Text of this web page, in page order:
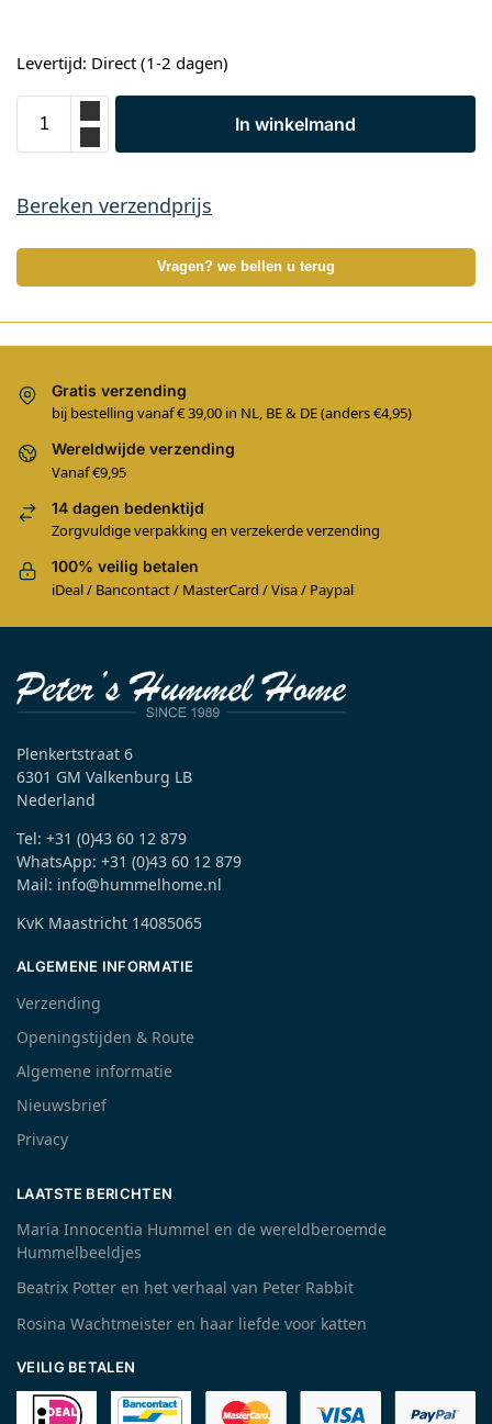
Levertijd: Direct (1-2 dagen)
In winkelmand
Bereken verzendprijs
Vragen? we bellen u terug
Gratis verzending
bij bestelling vanaf € 39,00 in NL, BE & DE (anders €4,95)
Wereldwijde verzending
Vanaf €9,95
14 dagen bedenktijd
Zorgvuldige verpakking en verzekerde verzending
100% veilig betalen
iDeal / Bancontact / MasterCard / Visa / Paypal
Plenkertstraat 6
6301 GM Valkenburg LB
Nederland
Tel: +31 (0)43 60 12 879
WhatsApp: +31 (0)43 60 12 879
Mail: info@hummelhome.nl
KvK Maastricht 14085065
ALGEMENE INFORMATIE
Verzending
Openingstijden & Route
Algemene informatie
Nieuwsbrief
Privacy
LAATSTE BERICHTEN
Maria Innocentia Hummel en de wereldberoemde
Hummelbeeldjes
Beatrix Potter en het verhaal van Peter Rabbit
Rosina Wachtmeister en haar liefde voor katten
VEILIG BETALEN